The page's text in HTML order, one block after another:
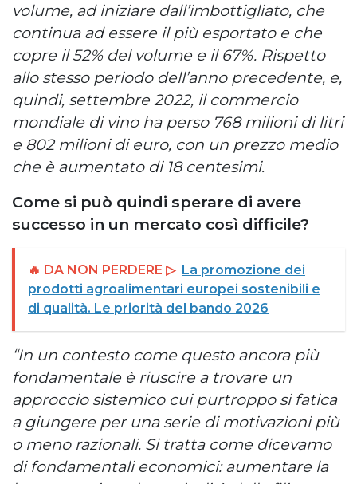
volume, ad iniziare dall’imbottigliato, che
continua ad essere il più esportato e che
copre il 52% del volume e il 67%. Rispetto
allo stesso periodo dell’anno precedente, e,
quindi, settembre 2022, il commercio
mondiale di vino ha perso 768 milioni di litri
e 802 milioni di euro, con un prezzo medio
che è aumentato di 18 centesimi.
Come si può quindi sperare di avere
successo in un mercato così difficile?
🔥 DA NON PERDERE ▷ La promozione dei
prodotti agroalimentari europei sostenibili e
di qualità. Le priorità del bando 2026
“In un contesto come questo ancora più
fondamentale è riuscire a trovare un
approccio sistemico cui purtroppo si fatica
a giungere per una serie di motivazioni più
o meno razionali. Si tratta come dicevamo
di fondamentali economici: aumentare la